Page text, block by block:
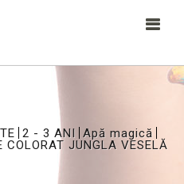
2 - 3 ANI Apă magică
COLORAT JUNGLA VESELĂ